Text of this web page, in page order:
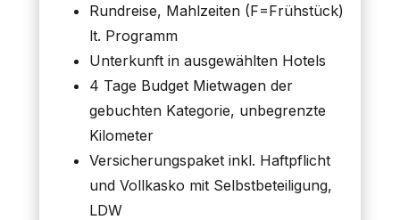
Rundreise, Mahlzeiten (F=Frühstück)
lt. Programm
Unterkunft in ausgewählten Hotels
4 Tage Budget Mietwagen der
gebuchten Kategorie, unbegrenzte
Kilometer
Versicherungspaket inkl. Haftpflicht
und Vollkasko mit Selbstbeteiligung,
LDW